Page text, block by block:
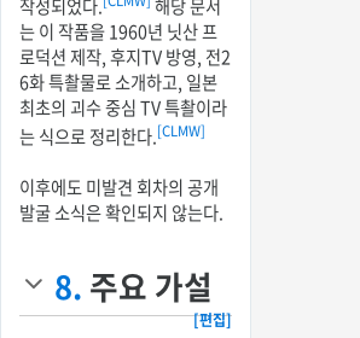
작성되었다.
해당 문서
는 이 작품을 1960년 닛산 프
로덕션 제작, 후지TV 방영, 전2
6화 특촬물로 소개하고, 일본
최초의 괴수 중심 TV 특촬이라
는 식으로 정리한다.[CLMW]
이후에도 미발견 회차의 공개
발굴 소식은 확인되지 않는다.
8. 주요 가설
[편집]